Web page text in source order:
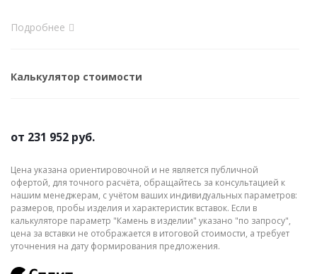
Подробнее
Калькулятор стоимости
от 231 952 руб.
Цена указана ориентировочной и не является публичной
офертой, для точного расчёта, обращайтесь за консультацией к
нашим менеджерам, с учётом ваших индивидуальных параметров:
размеров, пробы изделия и характеристик вставок. Если в
калькуляторе параметр "Камень в изделии" указано "по запросу",
цена за вставки не отображается в итоговой стоимости, а требует
уточнения на дату формирования предложения.